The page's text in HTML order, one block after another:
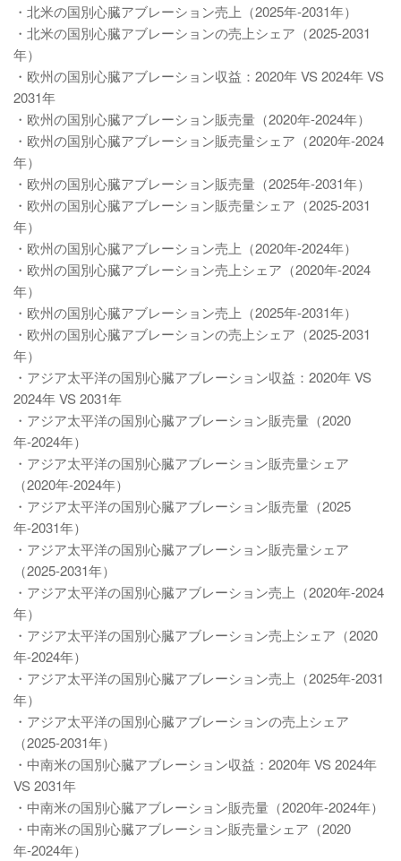
・北米の国別心臓アブレーション売上（2025年-2031年）
・北米の国別心臓アブレーションの売上シェア（2025-2031
年）
・欧州の国別心臓アブレーション収益：2020年 VS 2024年 VS
2031年
・欧州の国別心臓アブレーション販売量（2020年-2024年）
・欧州の国別心臓アブレーション販売量シェア（2020年-2024
年）
・欧州の国別心臓アブレーション販売量（2025年-2031年）
・欧州の国別心臓アブレーション販売量シェア（2025-2031
年）
・欧州の国別心臓アブレーション売上（2020年-2024年）
・欧州の国別心臓アブレーション売上シェア（2020年-2024
年）
・欧州の国別心臓アブレーション売上（2025年-2031年）
・欧州の国別心臓アブレーションの売上シェア（2025-2031
年）
・アジア太平洋の国別心臓アブレーション収益：2020年 VS
2024年 VS 2031年
・アジア太平洋の国別心臓アブレーション販売量（2020
年-2024年）
・アジア太平洋の国別心臓アブレーション販売量シェア
（2020年-2024年）
・アジア太平洋の国別心臓アブレーション販売量（2025
年-2031年）
・アジア太平洋の国別心臓アブレーション販売量シェア
（2025-2031年）
・アジア太平洋の国別心臓アブレーション売上（2020年-2024
年）
・アジア太平洋の国別心臓アブレーション売上シェア（2020
年-2024年）
・アジア太平洋の国別心臓アブレーション売上（2025年-2031
年）
・アジア太平洋の国別心臓アブレーションの売上シェア
（2025-2031年）
・中南米の国別心臓アブレーション収益：2020年 VS 2024年
VS 2031年
・中南米の国別心臓アブレーション販売量（2020年-2024年）
・中南米の国別心臓アブレーション販売量シェア（2020
年-2024年）